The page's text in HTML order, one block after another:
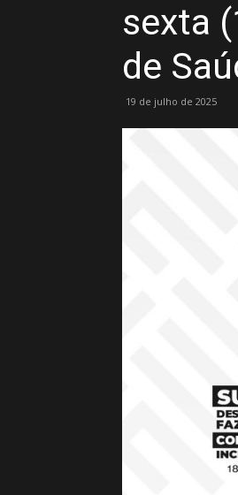
sexta
de
19 de julho de 2025